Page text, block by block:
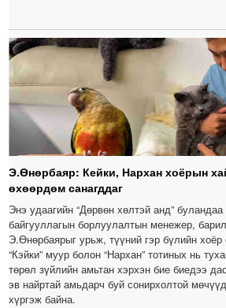
Э.Өнөрбаяр: Кейки, Нархан хоёрын
өхөөрдөм санагддаг
Энэ удаагийн “Дөрвөн хөлтэй анд”
байгууллагын борлуулалтын менежер,
Э.Өнөрбаярыг урьж, түүний гэр бүлийн
“Кэйки” муур болон “Нархан” тотиных нь
төрөл зүйлийн амьтан хэрхэн бие биедээ
эв найртай амьдарч буй сонирхолтой
хүргэж байна.